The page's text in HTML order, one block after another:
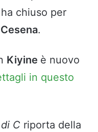
chiuso per
Cesena.
Kiyine è nuovo
in questo
C riporta della